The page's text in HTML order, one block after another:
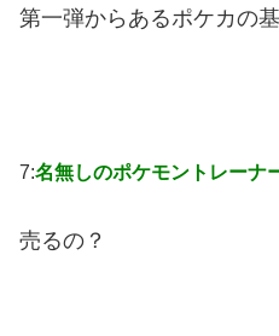
第一弾からあるポケカの
7:名無しのポケモントレーナ
売るの？